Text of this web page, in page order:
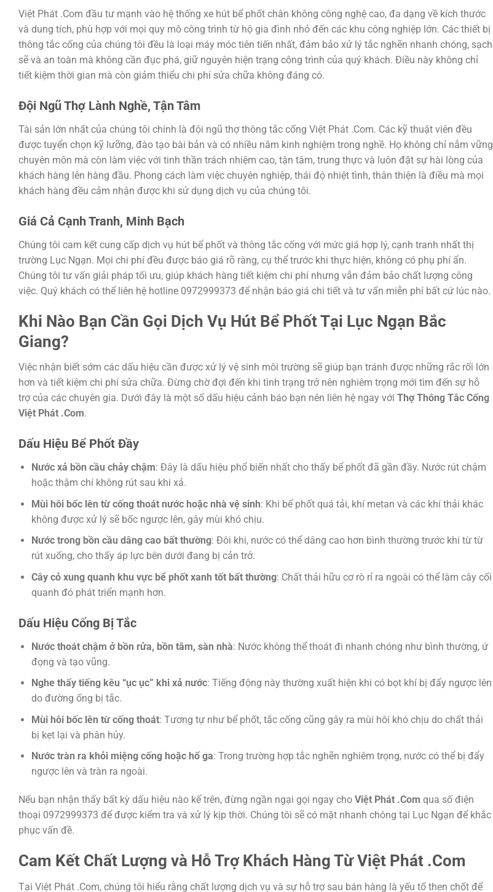
Việt Phát .Com đầu tư mạnh vào hệ thống xe hút bể phốt chân không công nghệ cao, đa dạng về kích thước
và dung tích, phù hợp với mọi quy mô công trình từ hộ gia đình nhỏ đến các khu công nghiệp lớn. Các thiết bị
thông tắc cống của chúng tôi đều là loại máy móc tiên tiến nhất, đảm bảo xử lý tắc nghẽn nhanh chóng, sạch
sẽ và an toàn mà không cần đục phá, giữ nguyên hiện trạng công trình của quý khách. Điều này không chỉ
tiết kiệm thời gian mà còn giảm thiểu chi phí sửa chữa không đáng có.
Đội Ngũ Thợ Lành Nghề, Tận Tâm
Tài sản lớn nhất của chúng tôi chính là đội ngũ thợ thông tắc cống Việt Phát .Com. Các kỹ thuật viên đều
được tuyển chọn kỹ lưỡng, đào tạo bài bản và có nhiều năm kinh nghiệm trong nghề. Họ không chỉ nắm vững
chuyên môn mà còn làm việc với tinh thần trách nhiệm cao, tận tâm, trung thực và luôn đặt sự hài lòng của
khách hàng lên hàng đầu. Phong cách làm việc chuyên nghiệp, thái độ nhiệt tình, thân thiện là điều mà mọi
khách hàng đều cảm nhận được khi sử dụng dịch vụ của chúng tôi.
Giá Cả Cạnh Tranh, Minh Bạch
Chúng tôi cam kết cung cấp dịch vụ hút bể phốt và thông tắc cống với mức giá hợp lý, cạnh tranh nhất thị
trường Lục Ngạn. Mọi chi phí đều được báo giá rõ ràng, cụ thể trước khi thực hiện, không có phụ phí ẩn.
Chúng tôi tư vấn giải pháp tối ưu, giúp khách hàng tiết kiệm chi phí nhưng vẫn đảm bảo chất lượng công
việc. Quý khách có thể liên hệ hotline 0972999373 để nhận báo giá chi tiết và tư vấn miễn phí bất cứ lúc nào.
Khi Nào Bạn Cần Gọi Dịch Vụ Hút Bể Phốt Tại Lục Ngạn Bắc
Giang?
Việc nhận biết sớm các dấu hiệu cần được xử lý vệ sinh môi trường sẽ giúp bạn tránh được những rắc rối lớn
hơn và tiết kiệm chi phí sửa chữa. Đừng chờ đợi đến khi tình trạng trở nên nghiêm trọng mới tìm đến sự hỗ
trợ của các chuyên gia. Dưới đây là một số dấu hiệu cảnh báo bạn nên liên hệ ngay với Thợ Thông Tắc Cống
Việt Phát .Com.
Dấu Hiệu Bể Phốt Đầy
Nước xả bồn cầu chảy chậm: Đây là dấu hiệu phổ biến nhất cho thấy bể phốt đã gần đầy. Nước rút chậm
hoặc thậm chí không rút sau khi xả.
Mùi hôi bốc lên từ cống thoát nước hoặc nhà vệ sinh: Khi bể phốt quá tải, khí metan và các khí thải khác
không được xử lý sẽ bốc ngược lên, gây mùi khó chịu.
Nước trong bồn cầu dâng cao bất thường: Đôi khi, nước có thể dâng cao hơn bình thường trước khi từ từ
rút xuống, cho thấy áp lực bên dưới đang bị cản trở.
Cây cỏ xung quanh khu vực bể phốt xanh tốt bất thường: Chất thải hữu cơ rò rỉ ra ngoài có thể làm cây cối
quanh đó phát triển mạnh hơn.
Dấu Hiệu Cống Bị Tắc
Nước thoát chậm ở bồn rửa, bồn tắm, sàn nhà: Nước không thể thoát đi nhanh chóng như bình thường, ứ
đọng và tạo vũng.
Nghe thấy tiếng kêu “ục ục” khi xả nước: Tiếng động này thường xuất hiện khi có bọt khí bị đẩy ngược lên
do đường ống bị tắc.
Mùi hôi bốc lên từ cống thoát: Tương tự như bể phốt, tắc cống cũng gây ra mùi hôi khó chịu do chất thải
bị kẹt lại và phân hủy.
Nước tràn ra khỏi miệng cống hoặc hố ga: Trong trường hợp tắc nghẽn nghiêm trọng, nước có thể bị đẩy
ngược lên và tràn ra ngoài.
Nếu bạn nhận thấy bất kỳ dấu hiệu nào kể trên, đừng ngần ngại gọi ngay cho Việt Phát .Com qua số điện
thoại 0972999373 để được kiểm tra và xử lý kịp thời. Chúng tôi sẽ có mặt nhanh chóng tại Lục Ngạn để khắc
phục vấn đề.
Cam Kết Chất Lượng và Hỗ Trợ Khách Hàng Từ Việt Phát .Com
Tại Việt Phát .Com, chúng tôi hiểu rằng chất lượng dịch vụ và sự hỗ trợ sau bán hàng là yếu tố then chốt để